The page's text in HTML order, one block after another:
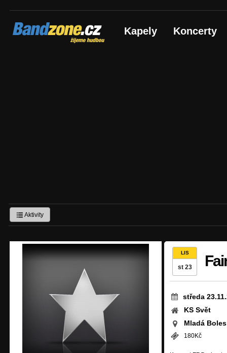
Bandzone.cz
žijeme hudbou Kapely Koncerty
Aktivity
LIS
st 23
středa
KS Svět
Mladá
180Kč